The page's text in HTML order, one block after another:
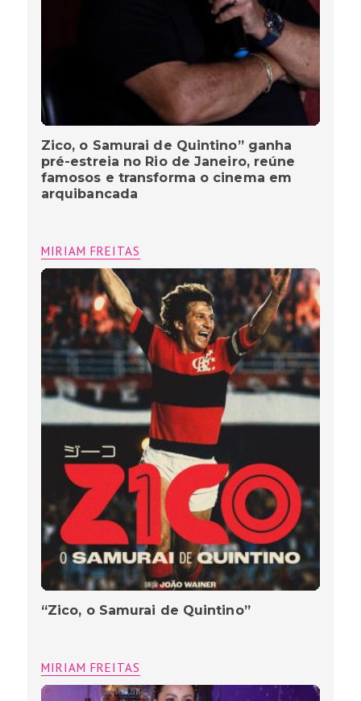
Zico, o Samurai de Quintino” ganha
pré-estreia no Rio de Janeiro, reúne
famosos e transforma o cinema em
arquibancada
MIRIAM FREITAS
“Zico, o Samurai de Quintino”
MIRIAM FREITAS